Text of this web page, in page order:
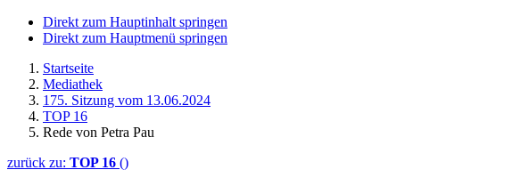
Direkt zum Hauptinhalt springen
Direkt zum Hauptmenü springen
Startseite
Mediathek
175. Sitzung vom 13.06.2024
TOP 16
Rede von Petra Pau
zurück zu: TOP 16 ()